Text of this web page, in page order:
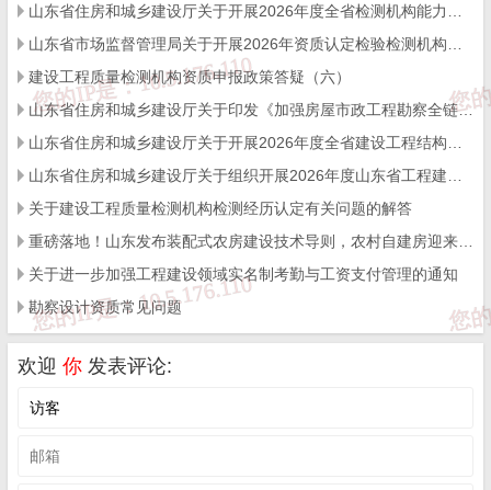
山东省科学技术厅 山东省财政厅
山东省自然资源厅 山东省应急管理厅
山东省人民政府国有资产监督管理委员会 山东省市场监督
管理局
国家金融监督管理总局山东监管局 国网山东省电力公司
来源：山东省住建厅
免 责 告 知
片等资料）版权归作者所有，本站仅供大家学习与参考，请
未经作者同意，用作商业用途或匿名转载，产生的一切后果
将由您自己承担!作者有权利追究侵权者法律责任；
建设工程质量检测机构资质申报政策答疑（六）
山东省住房和城乡建设厅关于印发《加强房屋市政工程勘察全链条管理实施方案》的通知
关于建设工程质量检测机构检测经历认定有关问题的解答
关于进一步加强工程建设领域实名制考勤与工资支付管理的通知
勘察设计资质常见问题
欢迎 你 发表评论: